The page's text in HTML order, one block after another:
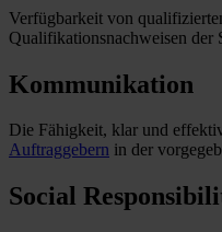
Verfügbarkeit von
Qualifikationsnachweisen der
Kommunikation
Die Fähigkeit, klar und
Auftraggebern in der
Social